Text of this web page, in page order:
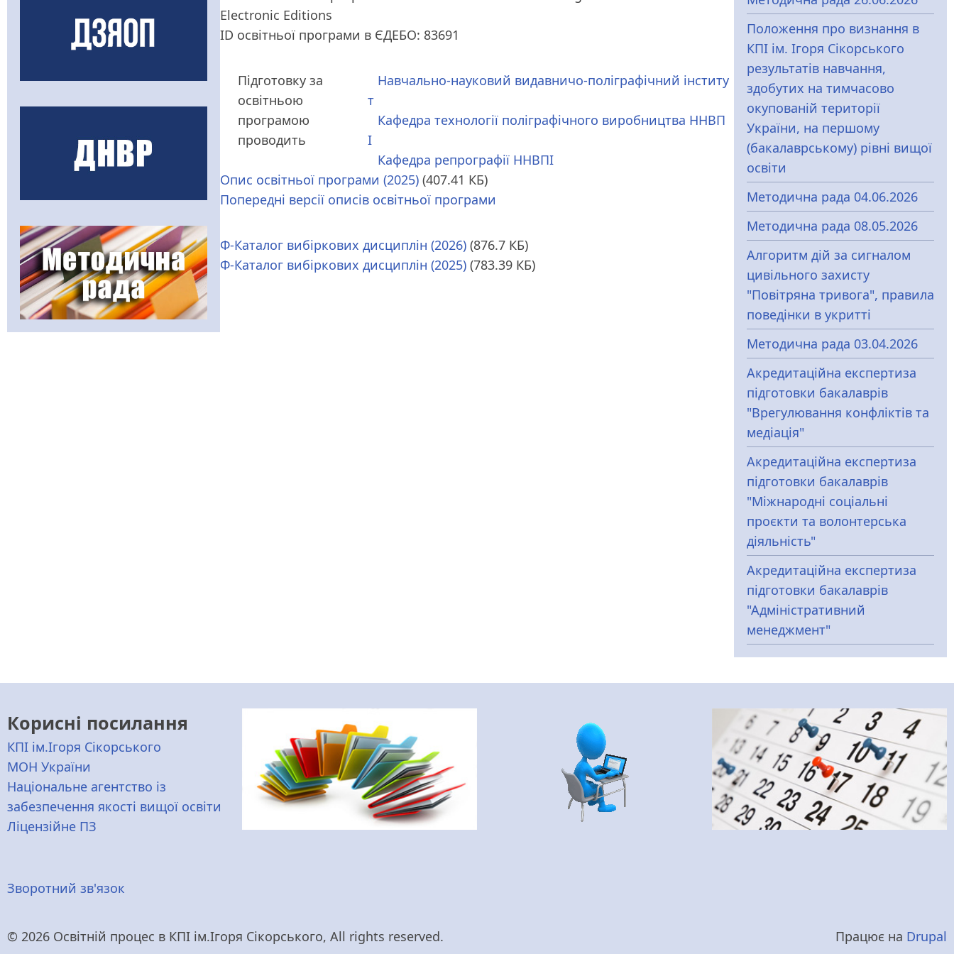
Electronic Editions
ID освітньої програми в ЄДЕБО: 83691
Підготовку за
освітньою
програмою
проводить
Навчально-науковий видавничо-поліграфічний інститу
т
Кафедра технології поліграфічного виробництва ННВП
І
Кафедра репрографії ННВПІ
Опис освітньої програми (2025) (407.41 КБ)
Попередні версії описів освітньої програми
Ф-Каталог вибіркових дисциплін (2026) (876.7 КБ)
Ф-Каталог вибіркових дисциплін (2025) (783.39 КБ)
Положення про визнання в
КПІ ім. Ігоря Сікорського
результатів навчання,
здобутих на тимчасово
окупованій території
України, на першому
(бакалаврському) рівні вищої
освіти
Методична рада 04.06.2026
Методична рада 08.05.2026
Алгоритм дій за сигналом
цивільного захисту
"Повітряна тривога", правила
поведінки в укритті
Методична рада 03.04.2026
Акредитаційна експертиза
підготовки бакалаврів
"Врегулювання конфліктів та
медіація"
Акредитаційна експертиза
підготовки бакалаврів
"Міжнародні соціальні
проєкти та волонтерська
діяльність"
Акредитаційна експертиза
підготовки бакалаврів
"Адміністративний
менеджмент"
Корисні посилання
КПІ ім.Ігоря Сікорського
МОН України
Національне агентство із
забезпечення якості вищої освіти
Ліцензійне ПЗ
Меню
колонтитулу
Зворотний зв'язок
© 2026 Освітній процес в КПІ ім.Ігоря Сікорського, All rights reserved. Працює на Drupal